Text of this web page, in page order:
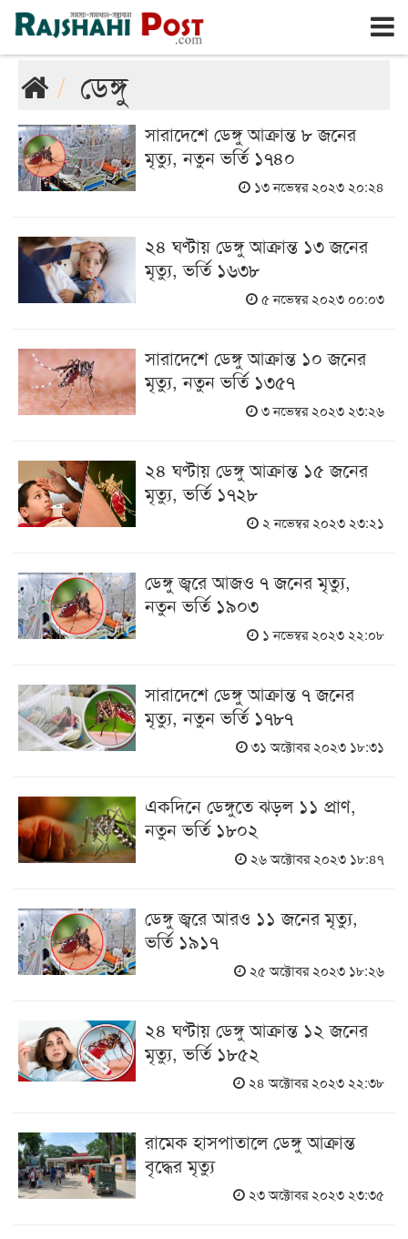
রাজশাহী শুক্রবার, ৭ই আগস্ট ২০২৬, ২৩শে শ্রাবণ ১৪৩৩
ডেঙ্গু
সারাদেশে ডেঙ্গু আক্রান্ত ৮ জনের
মৃত্যু, নতুন ভর্তি ১৭৪০
১৩ নভেম্বর ২০২৩ ২০:২৪
২৪ ঘণ্টায় ডেঙ্গু আক্রান্ত ১৩ জনের
মৃত্যু, ভর্তি ১৬৩৮
৫ নভেম্বর ২০২৩ ০০:০৩
সারাদেশে ডেঙ্গু আক্রান্ত ১০ জনের
মৃত্যু, নতুন ভর্তি ১৩৫৭
৩ নভেম্বর ২০২৩ ২৩:২৬
২৪ ঘণ্টায় ডেঙ্গু আক্রান্ত ১৫ জনের
মৃত্যু, ভর্তি ১৭২৮
২ নভেম্বর ২০২৩ ২৩:২১
ডেঙ্গু জ্বরে আজও ৭ জনের মৃত্যু,
নতুন ভর্তি ১৯০৩
১ নভেম্বর ২০২৩ ২২:০৮
সারাদেশে ডেঙ্গু আক্রান্ত ৭ জনের
মৃত্যু, নতুন ভর্তি ১৭৮৭
৩১ অক্টোবর ২০২৩ ১৮:৩১
একদিনে ডেঙ্গুতে ঝড়ল ১১ প্রাণ,
নতুন ভর্তি ১৮০২
২৬ অক্টোবর ২০২৩ ১৮:৪৭
ডেঙ্গু জ্বরে আরও ১১ জনের মৃত্যু,
ভর্তি ১৯১৭
২৫ অক্টোবর ২০২৩ ১৮:২৬
২৪ ঘণ্টায় ডেঙ্গু আক্রান্ত ১২ জনের
মৃত্যু, ভর্তি ১৮৫২
২৪ অক্টোবর ২০২৩ ২২:৩৮
রামেক হাসপাতালে ডেঙ্গু আক্রান্ত
বৃদ্ধের মৃত্যু
২৩ অক্টোবর ২০২৩ ২৩:৩৫